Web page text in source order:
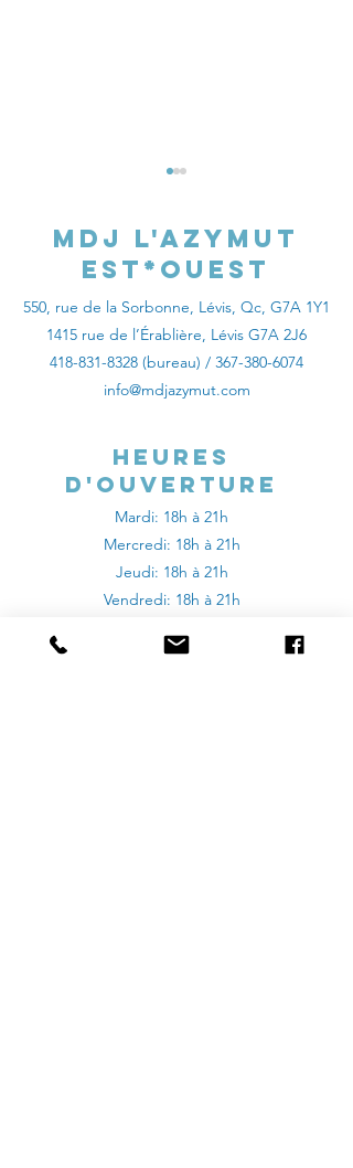
Rapport
annuel 2022-
2023 - MDJ
MDJ l'Azymut
Est*Ouest
550, rue de la Sorbonne, Lévis, Qc, G7A 1Y1
1415 rue de l’Érablière, Lévis G7A 2J6
418-831-8328 (bureau) / 367-380-6074
info@mdjazymut.com
Heures
d'ouverture
Mardi: 18h à 21h
Mercredi: 18h à 21h
Jeudi: 18h à 21h
Vendredi: 18h à 21h
aide aux